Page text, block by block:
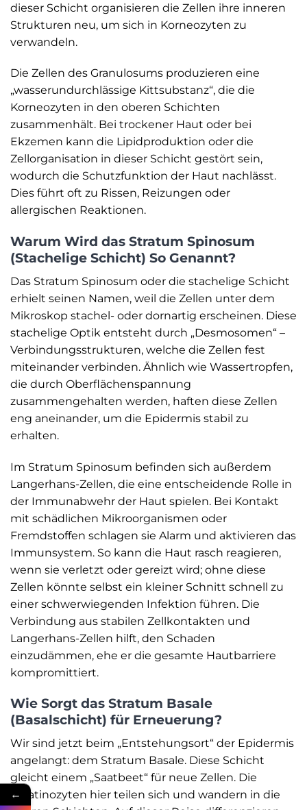
dieser Schicht organisieren die Zellen ihre inneren
Strukturen neu, um sich in Korneozyten zu
verwandeln.
Die Zellen des Granulosums produzieren eine
„wasserundurchlässige Kittsubstanz“, die die
Korneozyten in den oberen Schichten
zusammenhält. Bei trockener Haut oder bei
Ekzemen kann die Lipidproduktion oder die
Zellorganisation in dieser Schicht gestört sein,
wodurch die Schutzfunktion der Haut nachlässt.
Dies führt oft zu Rissen, Reizungen oder
allergischen Reaktionen.
Warum Wird das Stratum Spinosum
(Stachelige Schicht) So Genannt?
Das Stratum Spinosum oder die stachelige Schicht
erhielt seinen Namen, weil die Zellen unter dem
Mikroskop stachel- oder dornartig erscheinen. Diese
stachelige Optik entsteht durch „Desmosomen“ –
Verbindungsstrukturen, welche die Zellen fest
miteinander verbinden. Ähnlich wie Wassertropfen,
die durch Oberflächenspannung
zusammengehalten werden, haften diese Zellen
eng aneinander, um die Epidermis stabil zu
erhalten.
Im Stratum Spinosum befinden sich außerdem
Langerhans-Zellen, die eine entscheidende Rolle in
der Immunabwehr der Haut spielen. Bei Kontakt
mit schädlichen Mikroorganismen oder
Fremdstoffen schlagen sie Alarm und aktivieren das
Immunsystem. So kann die Haut rasch reagieren,
wenn sie verletzt oder gereizt wird; ohne diese
Zellen könnte selbst ein kleiner Schnitt schnell zu
einer schwerwiegenden Infektion führen. Die
Verbindung aus stabilen Zellkontakten und
Langerhans-Zellen hilft, den Schaden
einzudämmen, ehe er die gesamte Hautbarriere
kompromittiert.
Wie Sorgt das Stratum Basale
(Basalschicht) für Erneuerung?
Wir sind jetzt beim „Entstehungsort“ der Epidermis
angelangt: dem Stratum Basale. Diese Schicht
gleicht einem „Saatbeet“ für neue Zellen. Die
Keratinozyten hier teilen sich und wandern in die
←